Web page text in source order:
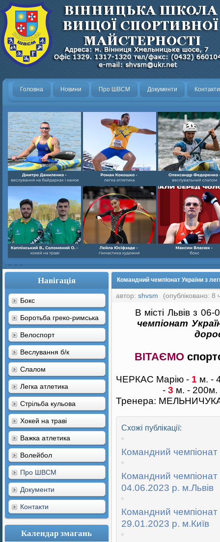
Головна Новини Про ШВСМ Документи Контакти
Навігація
Бокс
Боротьба греко-римська
Велоспорт
Веслування б/к
Cлалом
Легка атлетика
Стрільба кульова
Хокей на траві
Важка атлетика
Волейбол
Про ШВСМ
Документи
Контакти
Календар змагань
Командний чемпіонат України з
автор: shvsm (опубліковано: 8
В місті Львів з
чемпіонат
ВІТАЄМО
ЧЕРКАС Марію - 1 м. -
- 3 м. - 200м.
Тренера:
Схожі публікації:
Командний чемпіонат
Командний чемпіонат
04.06.2023 р. м.Львів
Командний чемпіонат
29.01.2023 р. м.Київ